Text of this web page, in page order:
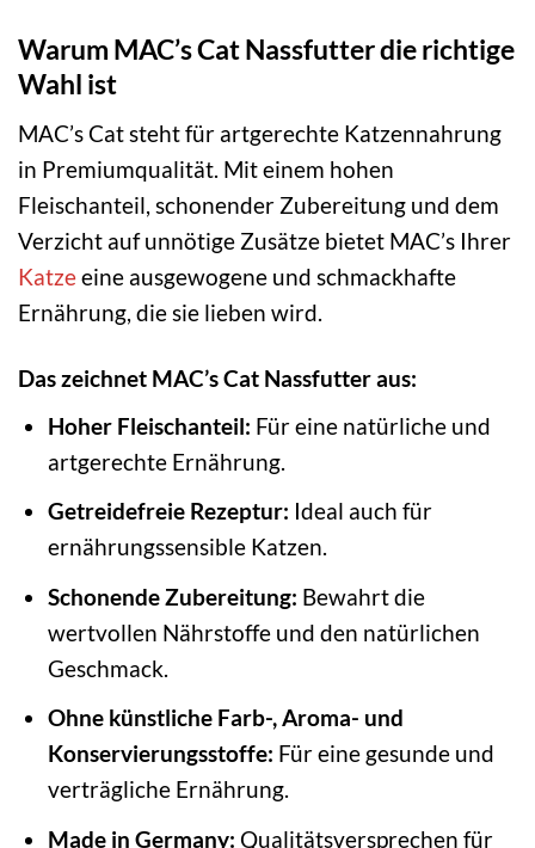
Warum MAC’s Cat Nassfutter die richtige
Wahl ist
MAC’s Cat steht für artgerechte Katzennahrung
in Premiumqualität. Mit einem hohen
Fleischanteil, schonender Zubereitung und dem
Verzicht auf unnötige Zusätze bietet MAC’s Ihrer
Katzeeine ausgewogene und schmackhafte
Ernährung, die sie lieben wird.
Das zeichnet MAC’s Cat Nassfutter aus:
Hoher Fleischanteil: Für eine natürliche und
artgerechte Ernährung.
Getreidefreie Rezeptur: Ideal auch für
ernährungssensible Katzen.
Schonende Zubereitung: Bewahrt die
wertvollen Nährstoffe und den natürlichen
Geschmack.
Ohne künstliche Farb-, Aroma- und
Konservierungsstoffe: Für eine gesunde und
verträgliche Ernährung.
Made in Germany: Qualitätsversprechen für